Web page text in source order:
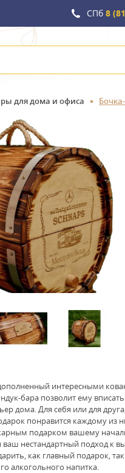
СПб 8
для дома и офиса
интересными
бара позволит ему
дома. Для себя или для
понравится каждому из
подарком вашему
ваш нестандартный подход к
как главный подарок,
алкогольного напитка.